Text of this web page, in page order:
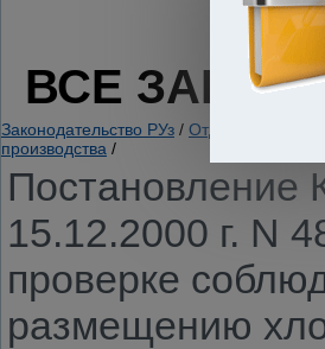
ВСЕ
Законодательство РУз / Отдельные
производства /
Постановление
15.12.2000 г. N
проверке
размещению